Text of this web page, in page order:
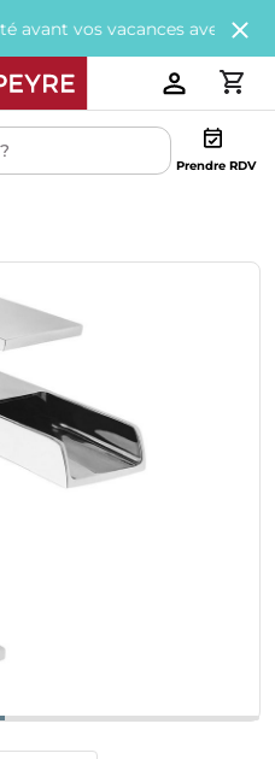
vacances avec200€ offerts
Prendre RDV